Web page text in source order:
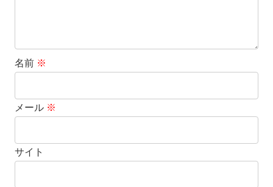
名前 ※
メール ※
サイト